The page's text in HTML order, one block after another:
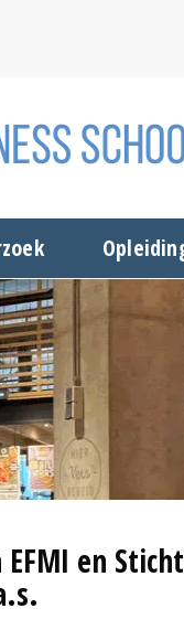
EFMI en